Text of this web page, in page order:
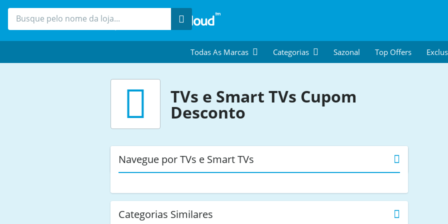
Procure
Todas As Marcas Categorias Sazonal Top Offers
TVs e Smart TVs Cupom
Desconto
Navegue por TVs e Smart TVs
Categorias Similares